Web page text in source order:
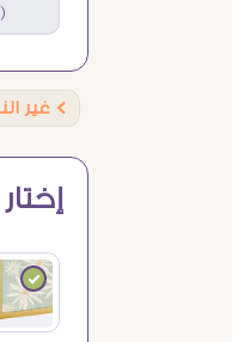
(549 جنيه )
Ö غير